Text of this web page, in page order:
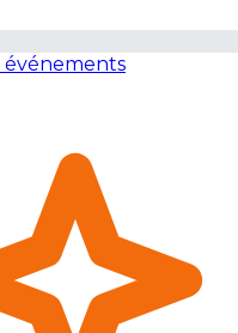
événements